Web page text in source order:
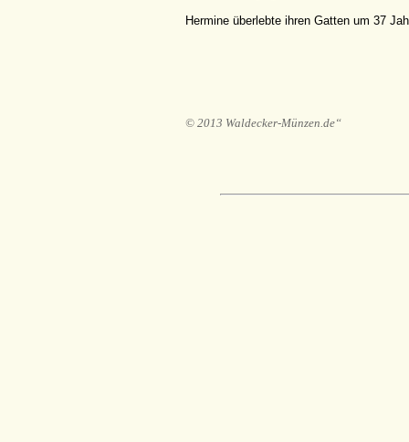
Hermine überlebte ihren Gatten um 37
© 2013 Waldecker-Münzen.de“